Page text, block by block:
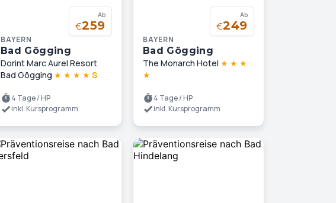
Ab
€259
BAYERN
Bad Gögging
Dorint Marc Aurel Resort
Bad Gögging ★ ★ ★ ★ S
4 Tage / HP
inkl. Kursprogramm
Ab
€249
BAYERN
Bad Gögging
The Monarch Hotel ★ ★ ★
★
4 Tage / HP
inkl. Kursprogramm